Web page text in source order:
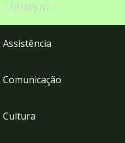
- Qualquer -
Assistência
Comunicação
Cultura